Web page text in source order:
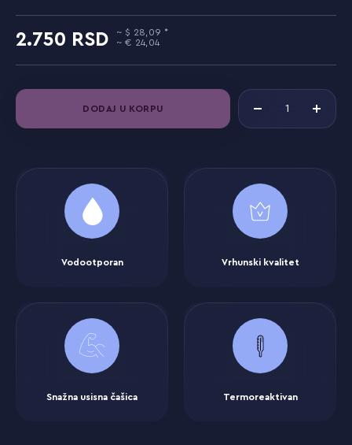
2.750
28,09
24,04
DODAJ U KORPU
Vodootporan Vrhunski kvalitet
Snažna usisna čašica Termoreaktivan